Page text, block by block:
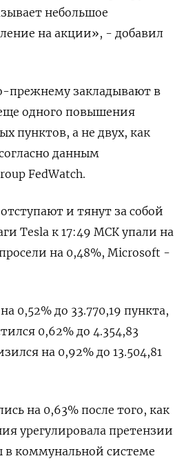
небольшое
на акции», - добавил
прежнему закладывают в
одного повышения
пунктов, а не двух, как
данным
FedWatch.
и тянут за собой
Tesla к 17:49 МСК упали на
на 0,48%, Microsoft -
0,52% до 33.770,19 пункта,
0,62% до 4.354,83​
на 0,92% до 13.504,81
на 0,63% после того, как
урегулировала претензии
в коммунальной системе